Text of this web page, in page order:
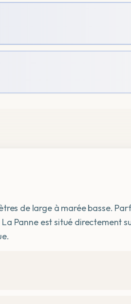
de large à marée basse.
Panne est situé directement